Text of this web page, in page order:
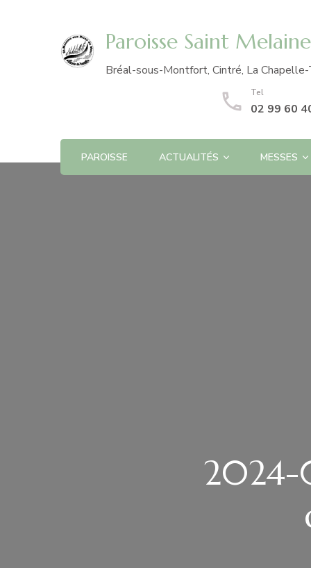
Paroisse Saint
Bréal-sous-Montfort, Cintré, La
Tel
02 99 60
PAROISSE ACTUALITÉS MESSES
2024-